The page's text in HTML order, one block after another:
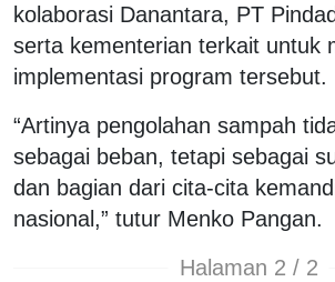
kolaborasi Danantara, PT
serta kementerian terkait untuk
implementasi program tersebut.
“Artinya pengolahan sampah
sebagai beban, tetapi sebagai
dan bagian dari cita-cita
nasional,” tutur Menko Pangan.
Halaman 2 / 2